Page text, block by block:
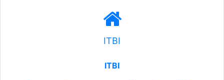
ITBI
ITBI